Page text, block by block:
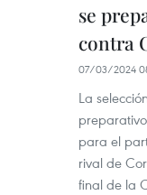
se
contra
07/03/2024
La
para el
rival de
final de la